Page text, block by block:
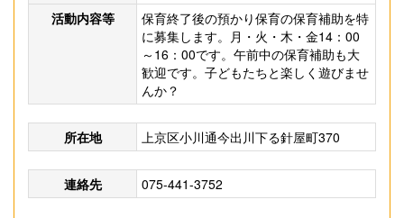
活動内容等
保育終了後の預かり保育の保育補助を特
に募集します。月・火・木・金14：00
～16：00です。午前中の保育補助も大
歓迎です。子どもたちと楽しく遊びませ
んか？
所在地 上京区小川通今出川下る針屋町370
連絡先 075-441-3752